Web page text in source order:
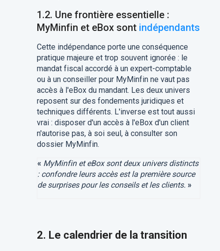
1.2. Une frontière essentielle :
MyMinfin et eBox sont indépendants
Cette indépendance porte une conséquence
pratique majeure et trop souvent ignorée : le
mandat fiscal accordé à un expert-comptable
ou à un conseiller pour MyMinfin ne vaut pas
accès à l'eBox du mandant. Les deux univers
reposent sur des fondements juridiques et
techniques différents. L'inverse est tout aussi
vrai : disposer d'un accès à l'eBox d'un client
n'autorise pas, à soi seul, à consulter son
dossier MyMinfin.
« MyMinfin et eBox sont deux univers distincts
: confondre leurs accès est la première source
de surprises pour les conseils et les clients. »
2. Le calendrier de la transition